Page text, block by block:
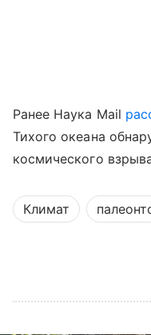
Ранее Наука Mail
Тихого океана
космического
Климат